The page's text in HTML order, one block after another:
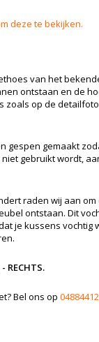
deze te bekijken.
van het
ontstaan en de
op de
gemaakt
gebruikt wordt,
raden wij aan
ontstaan. Dit
je kussens
RECHTS.
Bel ons op